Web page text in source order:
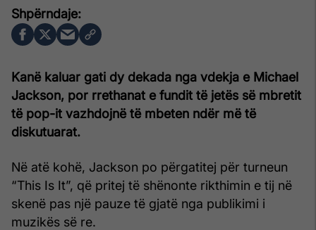
Kanë kaluar gati dy dekada nga vdekja e Michael
Jackson, por rrethanat e fundit të jetës së mbretit
të pop-it vazhdojnë të mbeten ndër më të
diskutuarat.
Në atë kohë, Jackson po përgatitej për turneun
“This Is It”, që pritej të shënonte rikthimin e tij në
skenë pas një pauze të gjatë nga publikimi i
muzikës së re.